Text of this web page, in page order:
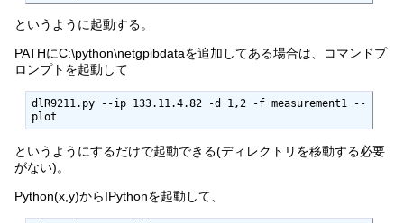
というように起動する。
PATHにC:\python\netgpibdataを追加してある場合は、コマンドプ
ロンプトを起動して
dlR9211.py --ip 133.11.4.82 -d 1,2 -f measurement1 --
plot
というようにするだけで起動できる(ディレクトリを移動する必要
がない)。
Python(x,y)からIPythonを起動して、